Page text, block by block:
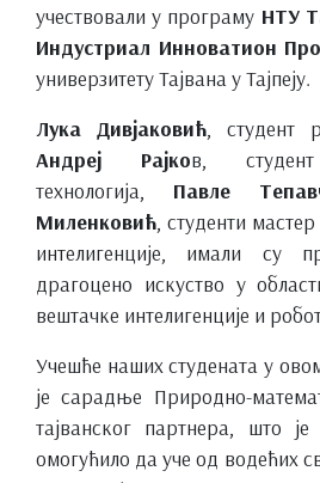
учествовали у програму НТУ
Индустриал Инноватион
универзитету Тајвана у Тајпеју.
Лука Дивјаковић , студент
Андреј Рајков,
технологија, Павле
Миленковић , студенти
интелигенције, имали су
драгоцено искуство у
вештачке интелигенције и
Учешће наших студената у
је сарадње Природно-
тајванског партнера, што
омогућило да уче од водећих